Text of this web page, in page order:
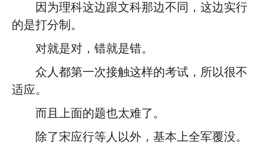
因为理科这边跟文科那边不同，这边实行
的是打分制。
对就是对，错就是错。
众人都第一次接触这样的考试，所以很不
适应。
而且上面的题也太难了。
除了宋应行等人以外，基本上全军覆没。